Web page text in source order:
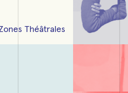
Théâtrales